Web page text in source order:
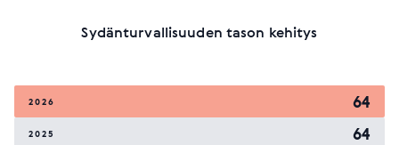
Sydänturvallisuuden tason kehitys
2026 64
2025 64